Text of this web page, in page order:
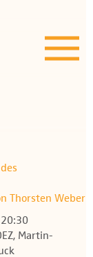
Thorsten Weber
Martin-